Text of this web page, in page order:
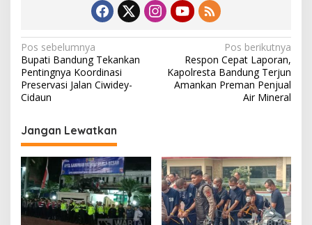
N
a
v
g
a
s
i
p
Pos sebelumnya
Bupati Bandung Tekankan
Pentingnya Koordinasi
Preservasi Jalan Ciwidey-
Cidaun
Pos berikutnya
Respon Cepat Laporan,
Kapolresta Bandung Terjun
Amankan Preman Penjual
Air Mineral
Jangan Lewatkan